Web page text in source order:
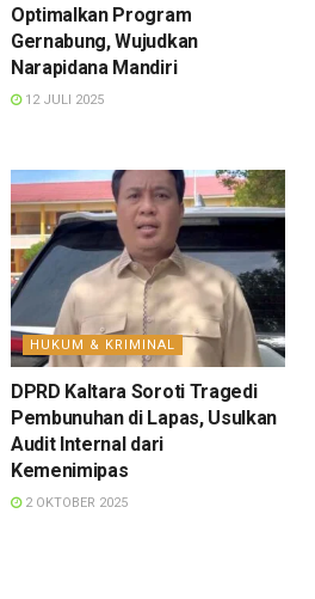
Optimalkan Program
Gernabung, Wujudkan
Narapidana Mandiri
12 JULI 2025
HUKUM & KRIMINAL
DPRD Kaltara Soroti Tragedi
Pembunuhan di Lapas, Usulkan
Audit Internal dari
Kemenimipas
2 OKTOBER 2025